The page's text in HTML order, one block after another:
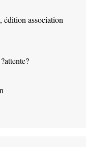
édition association